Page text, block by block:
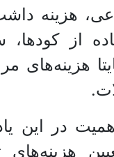
هزینه
از
هزینه‌های
در این